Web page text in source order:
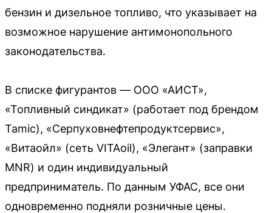
бензин и дизельное топливо, что указывает на
возможное нарушение антимонопольного
законодательства.
В списке фигурантов — ООО «АИСТ»,
«Топливный синдикат» (работает под брендом
Tamic), «Серпуховнефтепродуктсервис»,
«Витаойл» (сеть VITAoil), «Элегант» (заправки
MNR) и один индивидуальный
предприниматель. По данным УФАС, все они
одновременно подняли розничные цены.